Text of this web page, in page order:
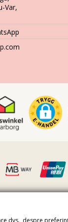
de farmec
Var,
dvs., despre